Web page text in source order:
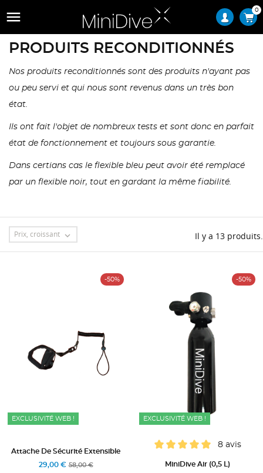
 0
PRODUITS RECONDITIONNÉS
Nos produits reconditionnés sont des produits n'ayant pas
ou peu servi et qui nous sont revenus dans un très bon
état.
Ils ont fait l'objet de nombreux tests et sont donc en parfait
état de fonctionnement et toujours sous garantie.
Dans certians cas le flexible bleu peut avoir été remplacé
par un flexible noir, tout en gardant la même fiabilité.
Prix, croissant  Il y a 13 produits.
-50%
EXCLUSIVITÉ WEB !
Attache De Sécurité Extensible
29,00 € 58,00 €
-50%
EXCLUSIVITÉ WEB !
8 avis
MiniDive Air (0,5 L)